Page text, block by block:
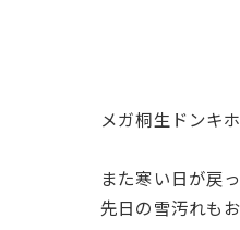
メガ桐生ドンキ
また寒い日が戻
先日の雪汚れも